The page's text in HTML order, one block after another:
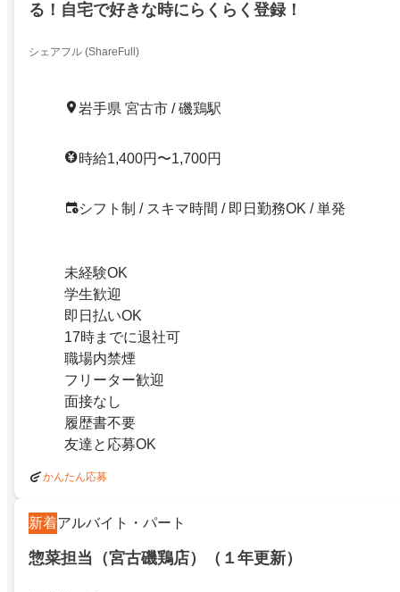
る！自宅で好きな時にらくらく登録！
シェアフル (ShareFull)
岩手県 宮古市 / 磯鶏駅
時給1,400円〜1,700円
シフト制 / スキマ時間 / 即日勤務OK / 単発
未経験OK
学生歓迎
即日払いOK
17時までに退社可
職場内禁煙
フリーター歓迎
面接なし
履歴書不要
友達と応募OK
かんたん応募
新着アルバイト・パート
惣菜担当（宮古磯鶏店）（１年更新）